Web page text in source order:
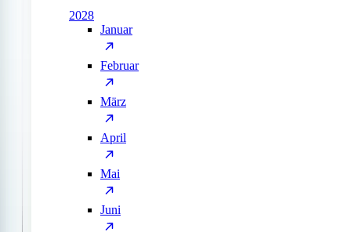
2028
Januar
Februar
März
April
Mai
Juni